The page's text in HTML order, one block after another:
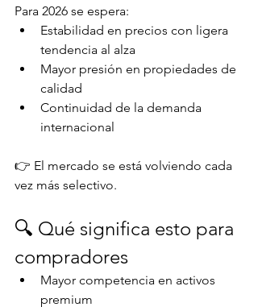
Para 2026 se espera:
Estabilidad en precios con ligera
tendencia al alza
Mayor presión en propiedades de
calidad
Continuidad de la demanda
internacional
👉 El mercado se está volviendo cada
vez más selectivo.
🔍 Qué significa esto para
compradores
Mayor competencia en activos
premium